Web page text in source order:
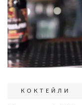
КОКТЕЙЛИ